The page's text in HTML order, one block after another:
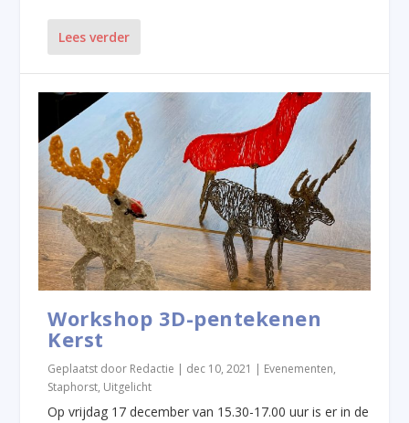
Lees verder
Workshop 3D-pentekenen
Kerst
Geplaatst door Redactie | dec 10, 2021 | Evenementen,
Staphorst, Uitgelicht
Op vrijdag 17 december van 15.30-17.00 uur is er in de